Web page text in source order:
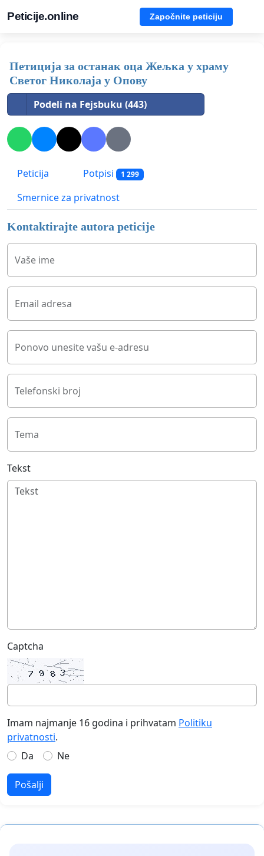
Peticije.online Započnite peticiju
Петиција за останак оца Жељка у храму
Светог Николаја у Опову
Podeli na Fejsbuku (443)
Peticija Potpisi 1 299
Smernice za privatnost
Kontaktirajte autora peticije
Vaše ime
Email adresa
Ponovo unesite vašu e-adresu
Telefonski broj
Tema
Tekst
Captcha
Imam najmanje 16 godina i prihvatam Politiku
privatnosti.
Da
Ne
Pošalji